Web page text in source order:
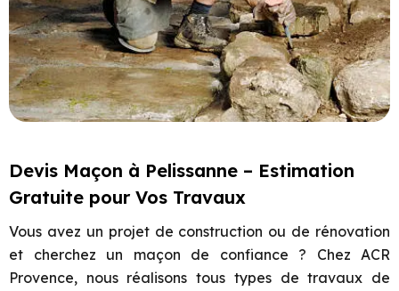
Devis Maçon à Pelissanne – Estimation
Gratuite pour Vos Travaux
Vous avez un projet de construction ou de rénovation
et cherchez un maçon de confiance ? Chez ACR
Provence, nous réalisons tous types de travaux de